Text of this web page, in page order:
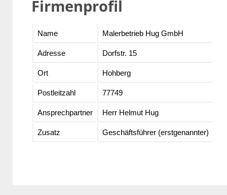
Firmenprofil
Name Malerbetrieb Hug GmbH
Adresse Dorfstr. 15
Ort Hohberg
Postleitzahl 77749
Ansprechpartner Herr Helmut Hug
Zusatz Geschäftsführer (erstgenannter)